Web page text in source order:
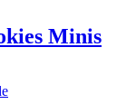
Minis